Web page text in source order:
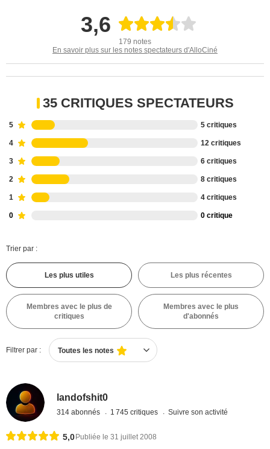
3,6
179 notes
En savoir plus sur les notes spectateurs d'AlloCiné
35 CRITIQUES SPECTATEURS
5 5 critiques
4 12 critiques
3 6 critiques
2 8 critiques
1 4 critiques
0 0 critique
Trier par :
Les plus utiles Les plus récentes
Membres avec le plus de
critiques
Membres avec le plus
d'abonnés
Filtrer par : Toutes les notes
landofshit0
314 abonnés 1 745 critiques Suivre son activité
5,0 Publiée le 31 juillet 2008